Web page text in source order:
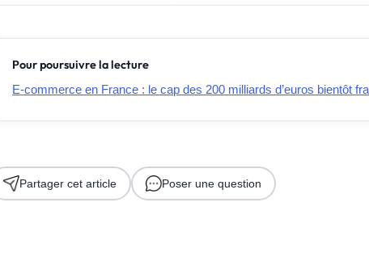
Pour poursuivre la lecture
E-commerce en France : le cap des 200 milliards d’euros bientôt
Partager cet article Poser une question